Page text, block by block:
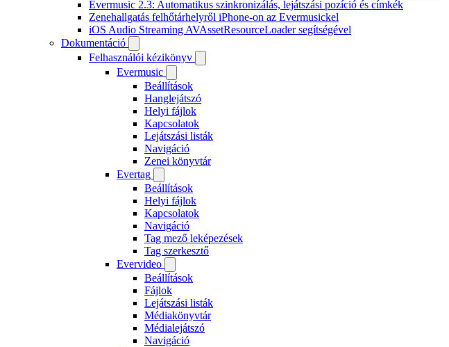
Evermusic 2.3: Automatikus szinkronizálás, lejátszási pozíció és címkék
Zenehallgatás felhőtárhelyről iPhone-on az Evermusickel
iOS Audio Streaming AVAssetResourceLoader segítségével
Dokumentáció
Felhasználói kézikönyv
Evermusic
Beállítások
Hanglejátszó
Helyi fájlok
Kapcsolatok
Lejátszási listák
Navigáció
Zenei könyvtár
Evertag
Beállítások
Helyi fájlok
Kapcsolatok
Navigáció
Tag mező leképezések
Tag szerkesztő
Evervideo
Beállítások
Fájlok
Lejátszási listák
Médiakönyvtár
Médialejátszó
Navigáció